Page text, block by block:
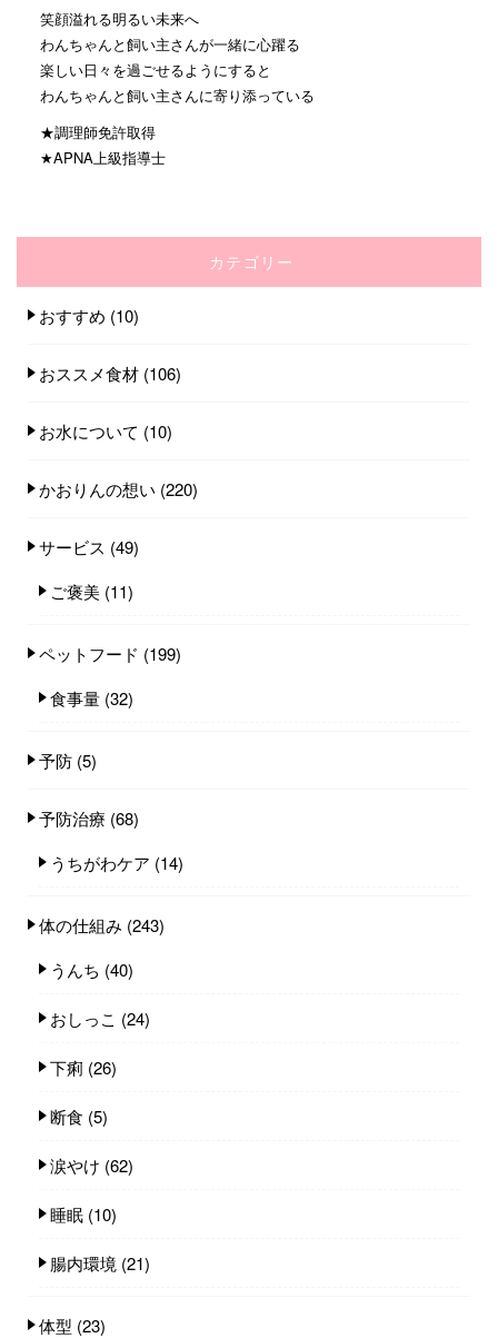
笑顔溢れる明るい未来へ
わんちゃんと飼い主さんが一緒に心躍る
楽しい日々を過ごせるようにすると
わんちゃんと飼い主さんに寄り添っている
★調理師免許取得
★APNA上級指導士
カテゴリー
おすすめ (10)
おススメ食材 (106)
お水について (10)
かおりんの想い (220)
サービス (49)
ご褒美 (11)
ペットフード (199)
食事量 (32)
予防 (5)
予防治療 (68)
うちがわケア (14)
体の仕組み (243)
うんち (40)
おしっこ (24)
下痢 (26)
断食 (5)
涙やけ (62)
睡眠 (10)
腸内環境 (21)
体型 (23)